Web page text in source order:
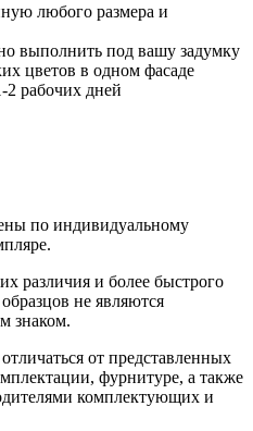
любого размера и
выполнить под вашу задумку
цветов в одном фасаде
2 рабочих дней
по индивидуальному
различия и более быстрого
не являются
знаком.
от представленных
фурнитуре, а также
комплектующих и